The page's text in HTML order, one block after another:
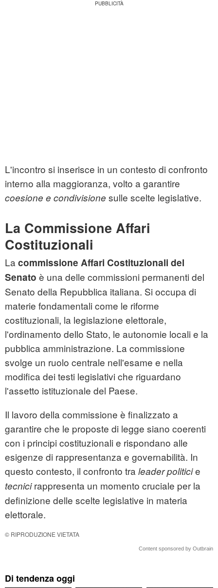
L'incontro si inserisce in un contesto di confronto
interno alla maggioranza, volto a garantire
coesione e condivisione sulle scelte legislative.
La Commissione Affari
Costituzionali
La commissione Affari Costituzionali del
Senato è una delle commissioni permanenti del
Senato della Repubblica italiana. Si occupa di
materie fondamentali come le riforme
costituzionali, la legislazione elettorale,
l'ordinamento dello Stato, le autonomie locali e la
pubblica amministrazione. La commissione
svolge un ruolo centrale nell'esame e nella
modifica dei testi legislativi che riguardano
l'assetto istituzionale del Paese.
Il lavoro della commissione è finalizzato a
garantire che le proposte di legge siano coerenti
con i principi costituzionali e rispondano alle
esigenze di rappresentanza e governabilità. In
questo contesto, il confronto tra leader politicie
tecnicirappresenta un momento cruciale per la
definizione delle scelte legislative in materia
elettorale.
© RIPRODUZIONE VIETATA
Content sponsored by Outbrain
Di tendenza oggi